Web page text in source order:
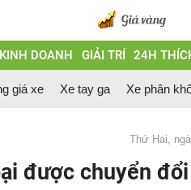
KINH DOANH GIẢI TRÍ 24H
giá xe Xe tay ga Xe phân
Thứ Hai,
được chuyển